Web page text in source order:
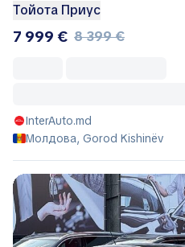
Тойота Приус
7 999 € 8 399 €
InterAuto.md
Молдова, Gorod Kishinëv